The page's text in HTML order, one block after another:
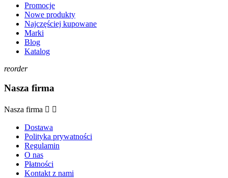
Promocje
Nowe produkty
Najczęściej kupowane
Marki
Blog
Katalog
reorder
Nasza firma
Nasza firma  
Dostawa
Polityka prywatności
Regulamin
O nas
Płatności
Kontakt z nami